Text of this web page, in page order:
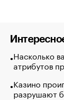
Насколько
атрибутов
Казино
разрушают